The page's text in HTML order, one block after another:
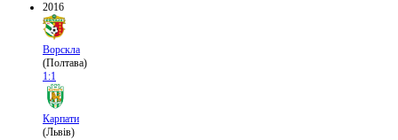
2016
Ворскла
(Полтава)
1:1
Карпати
(Львів)